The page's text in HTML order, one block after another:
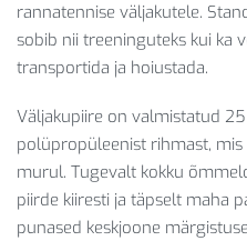
rannatennise väljakutele.
sobib nii treeninguteks kui ka
transportida ja hoiustada.
Väljakupiire on valmistatud
polüpropüleenist rihmast,
murul. Tugevalt kokku
piirde kiiresti ja täpselt maha
punased keskjoone